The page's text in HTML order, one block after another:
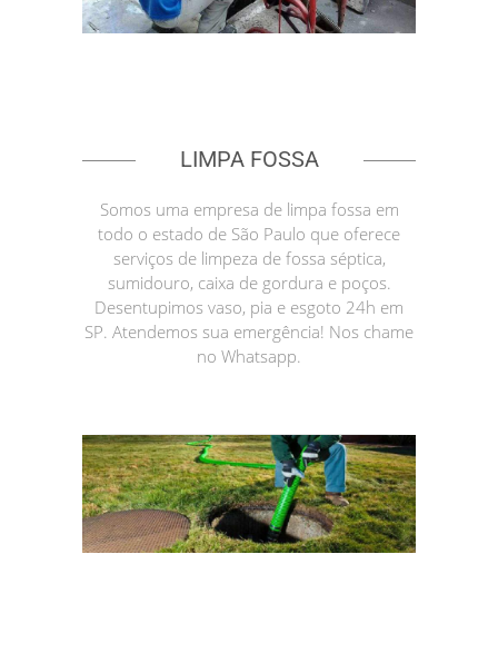
LIMPA FOSSA
Somos uma empresa de limpa fossa em
todo o estado de São Paulo que oferece
serviços de limpeza de fossa séptica,
sumidouro, caixa de gordura e poços.
Desentupimos vaso, pia e esgoto 24h em
SP. Atendemos sua emergência! Nos chame
no Whatsapp.